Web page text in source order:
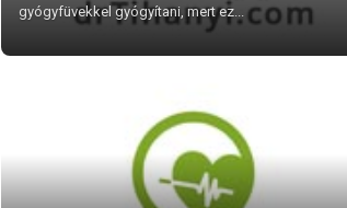
gyógyfüvekkel gyógyítani, mert ez...